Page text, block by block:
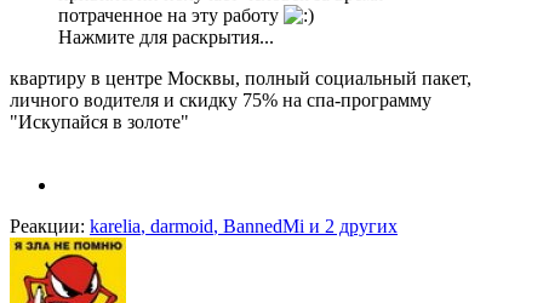
потраченное на эту работу
Нажмите для раскрытия...
квартиру в центре Москвы, полный социальный пакет,
личного водителя и скидку 75% на спа-программу
"Искупайся в золоте"
Реакции: karelia, darmoid, BannedMi и 2 других